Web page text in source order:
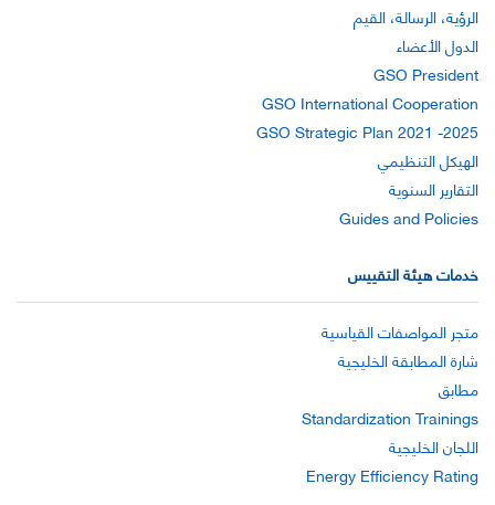
الرؤية، الرسالة، القيم
الدول الأعضاء
GSO President
GSO International Cooperation
GSO Strategic Plan 2021 -2025
الهيكل التنظيمي
التقارير السنوية
Guides and Policies
خدمات هيئة التقييس
متجر المواصفات القياسية
شارة المطابقة الخليجية
مطابق
Standardization Trainings
اللجان الخليجية
Energy Efficiency Rating